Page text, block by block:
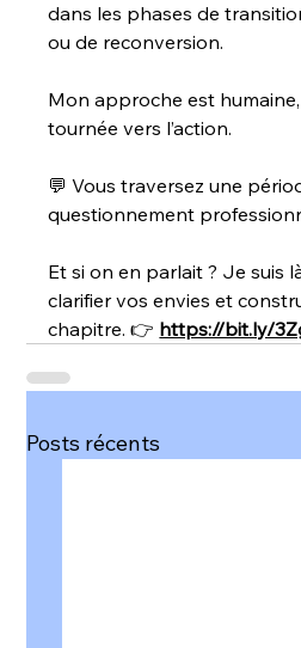
dans les phases de
ou de reconversion.
Mon approche est
tournée vers l’action.
💬 Vous traversez une
questionnement
Et si on en parlait ? Je suis
clarifier vos envies et
chapitre. 👉 https://bit.ly/
Posts récents